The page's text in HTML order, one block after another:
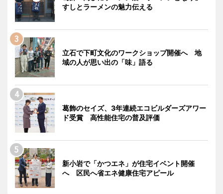
すしとラーメンの魅力伝える
立石で下町文化のワークショップ開催へ 地
域の人が思い出の「味」語る
葛飾のセイズ、3年連続エコビルダーズアワー
ド受賞 高性能住宅の普及評価
新小岩で「かつエネ」が住宅イベント開催
へ 区民へ省エネ健康住宅アピール